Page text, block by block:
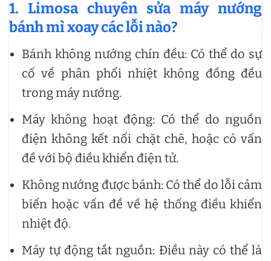
1. Limosa chuyên sửa máy nướng
bánh mì xoay các lỗi nào?
Bánh không nướng chín đều: Có thể do sự
cố về phân phối nhiệt không đồng đều
trong máy nướng.
Máy không hoạt động: Có thể do nguồn
điện không kết nối chặt chẽ, hoặc có vấn
đề với bộ điều khiển điện tử.
Không nướng được bánh: Có thể do lỗi cảm
biến hoặc vấn đề về hệ thống điều khiển
nhiệt độ.
Máy tự động tắt nguồn: Điều này có thể là